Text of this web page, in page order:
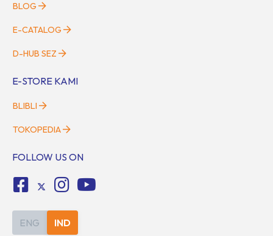
BLOG
E-CATALOG
D-HUB SEZ
E-STORE KAMI
BLIBLI
TOKOPEDIA
FOLLOW US ON
ENG IND